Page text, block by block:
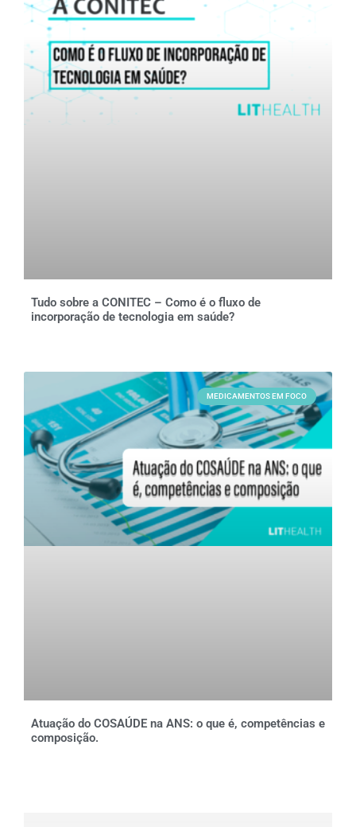
Tudo sobre a CONITEC – Como é o fluxo de
incorporação de tecnologia em saúde?
MEDICAMENTOS EM FOCO
Atuação do COSAÚDE na ANS: o que é, competências e
composição.